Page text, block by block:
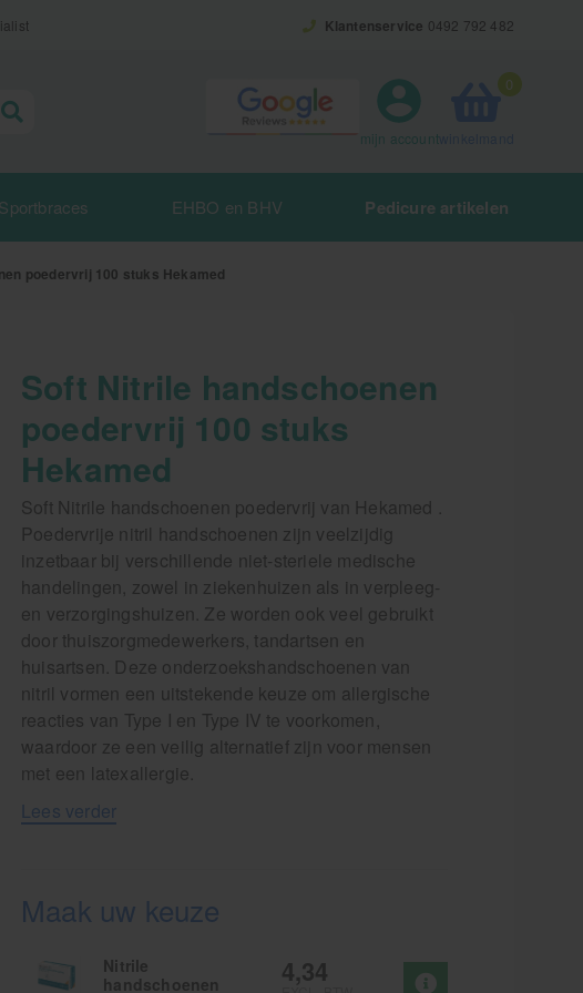
Klantenservice 0492 792 482
0
mijn account
Sportbraces EHBO en BHV Pedicure artikelen
poedervrij 100 stuks Hekamed
Soft Nitrile handschoenen
poedervrij 100 stuks
Hekamed
Soft Nitrile handschoenen poedervrij van Hekamed .
Poedervrije nitril handschoenen zijn veelzijdig
inzetbaar bij verschillende niet-steriele medische
handelingen, zowel in ziekenhuizen als in verpleeg-
en verzorgingshuizen. Ze worden ook veel gebruikt
door thuiszorgmedewerkers, tandartsen en
huisartsen. Deze onderzoekshandschoenen van
nitril vormen een uitstekende keuze om allergische
reacties van Type I en Type IV te voorkomen,
waardoor ze een veilig alternatief zijn voor mensen
met een latexallergie.
Lees verder
Maak uw keuze
Nitrile
handschoenen
4,34